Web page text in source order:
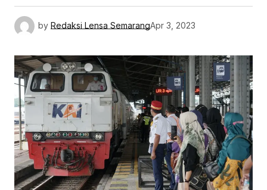
by Redaksi Lensa SemarangApr 3, 2023